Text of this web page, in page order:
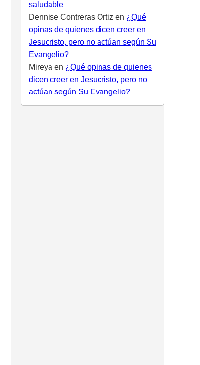
saludable
Dennise Contreras Ortiz en ¿Qué
opinas de quienes dicen creer en
Jesucristo, pero no actúan según Su
Evangelio?
Mireya en ¿Qué opinas de quienes
dicen creer en Jesucristo, pero no
actúan según Su Evangelio?